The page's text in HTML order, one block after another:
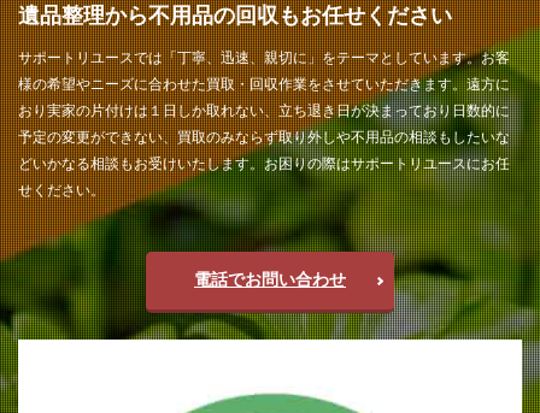
遺品整理から不用品の回収もお任せください
サポートリユースでは「丁寧、迅速、親切に」をテーマとしています。お客
様の希望やニーズに合わせた買取・回収作業をさせていただきます。遠方に
おり実家の片付けは１日しか取れない、立ち退き日が決まっており日数的に
予定の変更ができない、買取のみならず取り外しや不用品の相談もしたいな
どいかなる相談もお受けいたします。お困りの際はサポートリユースにお任
せください。
電話でお問い合わせ